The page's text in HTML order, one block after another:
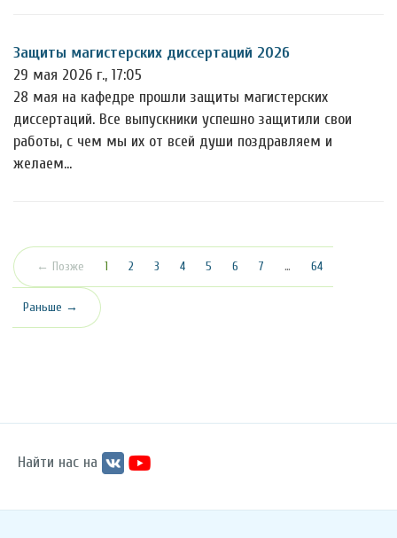
Защиты магистерских диссертаций 2026
29 мая 2026 г., 17:05
28 мая на кафедре прошли защиты магистерских
диссертаций. Все выпускники успешно защитили свои
работы, с чем мы их от всей души поздравляем и
желаем…
← Позже 1 (текущая)
2 3 4 5 6 7 … 64
Раньше →
Найти нас на